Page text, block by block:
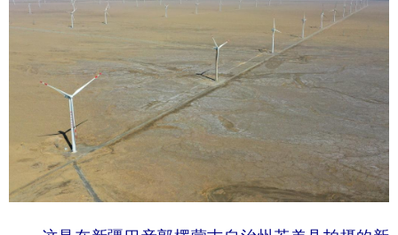
学术中国 乡村振兴 溯源中国
城市 能源 会展
彩票 娱乐 时尚 悦读
公益 一带一路 亚太网 上市公司
文化产业